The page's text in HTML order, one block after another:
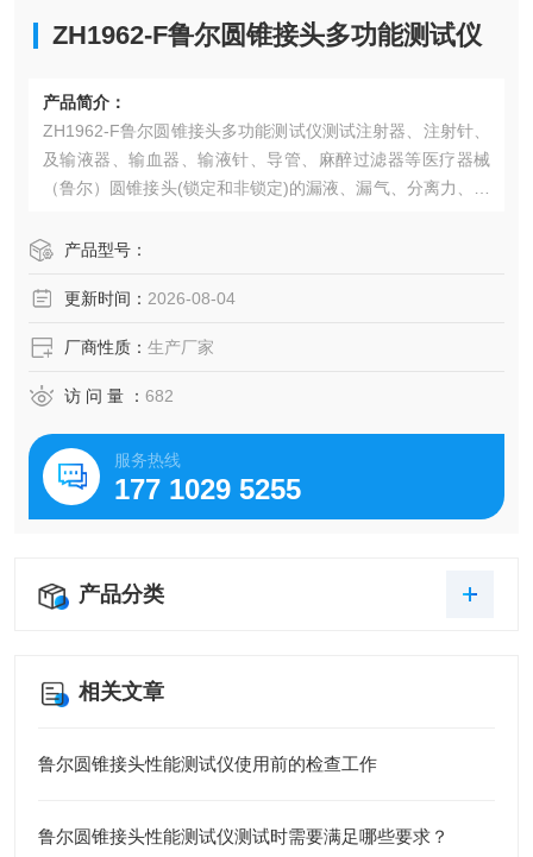
ZH1962-F鲁尔圆锥接头多功能测试仪
产品简介：
ZH1962-F鲁尔圆锥接头多功能测试仪测试注射器、注射针、
及输液器、输血器、输液针、导管、麻醉过滤器等医疗器械
（鲁尔）圆锥接头(锁定和非锁定)的漏液、漏气、分离力、旋
产品型号：
更新时间： 2026-08-04
厂商性质： 生产厂家
访 问 量 ： 682
服务热线
177 1029 5255
产品分类
相关文章
鲁尔圆锥接头性能测试仪使用前的检查工作
鲁尔圆锥接头性能测试仪测试时需要满足哪些要求？